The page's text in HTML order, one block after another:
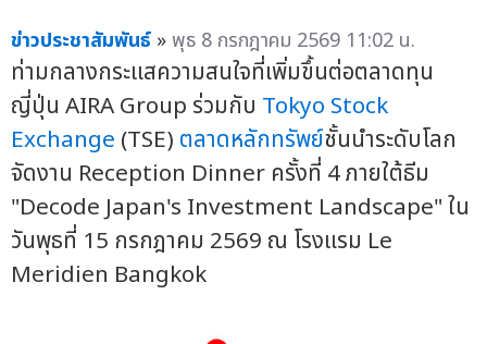
ข่าวประชาสัมพันธ์ »พุธ 8 กรกฎาคม 2569 11:02 น.
ท่ามกลางกระแสความสนใจที่เพิ่มขึ้นต่อตลาดทุน
ญี่ปุ่น AIRA Group ร่วมกับ Tokyo Stock
Exchange (TSE) ตลาดหลักทรัพย์ชั้นนำระดับโลก
จัดงาน Reception Dinner ครั้งที่ 4 ภายใต้ธีม
"Decode Japan's Investment Landscape" ใน
วันพุธที่ 15 กรกฎาคม 2569 ณ โรงแรม Le
Meridien Bangkok